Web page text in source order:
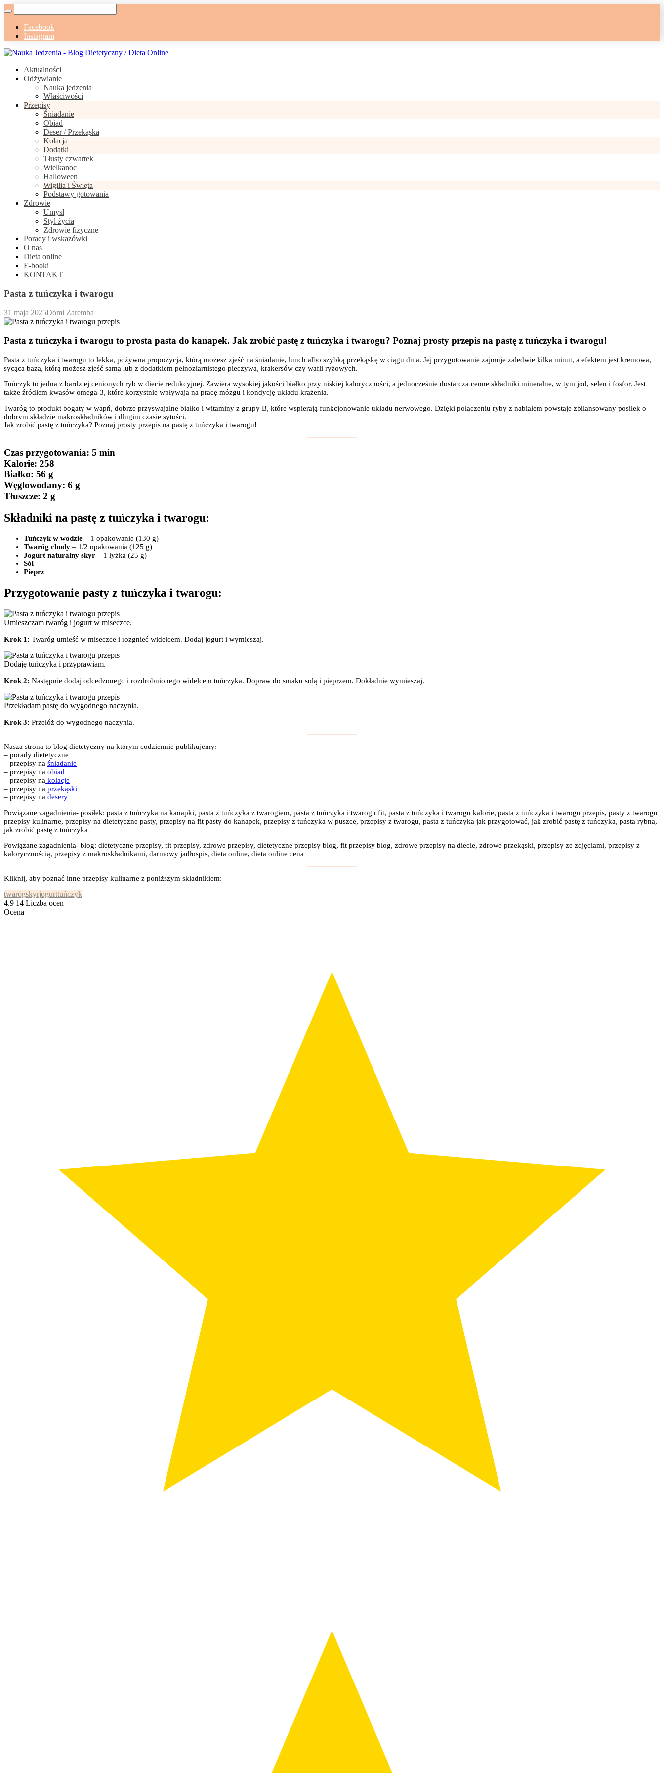
Facebook
Instagram
Aktualności
Odżywianie
Nauka jedzenia
Właściwości
Przepisy
Śniadanie
Obiad
Deser / Przekąska
Kolacja
Dodatki
Tłusty czwartek
Wielkanoc
Halloween
Wigilia i Święta
Podstawy gotowania
Zdrowie
Umysł
Styl życia
Zdrowie fizyczne
Porady i wskazówki
O nas
Dieta online
E-booki
KONTAKT
Pasta z tuńczyka i twarogu
31 maja 2025Domi Zaremba
Pasta z tuńczyka i twarogu to prosta pasta do kanapek. Jak zrobić pastę z tuńczyka i twarogu? Poznaj prosty przepis na pastę z tuńczyka i twarogu!
Pasta z tuńczyka i twarogu to lekka, pożywna propozycja, którą możesz zjeść na śniadanie, lunch albo szybką przekąskę w ciągu dnia. Jej przygotowanie zajmuje zaledwie kilka minut, a efektem jest kremowa,
sycąca baza, którą możesz zjeść samą lub z dodatkiem pełnoziarnistego pieczywa, krakersów czy wafli ryżowych.
Tuńczyk to jedna z bardziej cenionych ryb w diecie redukcyjnej. Zawiera wysokiej jakości białko przy niskiej kaloryczności, a jednocześnie dostarcza cenne składniki mineralne, w tym jod, selen i fosfor. Jest
także źródłem kwasów omega-3, które korzystnie wpływają na pracę mózgu i kondycję układu krążenia.
Twaróg to produkt bogaty w wapń, dobrze przyswajalne białko i witaminy z grupy B, które wspierają funkcjonowanie układu nerwowego. Dzięki połączeniu ryby z nabiałem powstaje zbilansowany posiłek o
dobrym składzie makroskładników i długim czasie sytości.
Jak zrobić pastę z tuńczyka? Poznaj prosty przepis na pastę z tuńczyka i twarogu!
Czas przygotowania: 5 min
Kalorie: 258
Białko: 56 g
Węglowodany: 6 g
Tłuszcze: 2 g
Składniki na pastę z tuńczyka i twarogu:
Tuńczyk w wodzie – 1 opakowanie (130 g)
Twaróg chudy – 1/2 opakowania (125 g)
Jogurt naturalny skyr – 1 łyżka (25 g)
Sól
Pieprz
Przygotowanie pasty z tuńczyka i twarogu:
Umieszczam twaróg i jogurt w miseczce.
Krok 1: Twaróg umieść w miseczce i rozgnieć widelcem. Dodaj jogurt i wymieszaj.
Dodaję tuńczyka i przyprawiam.
Krok 2: Następnie dodaj odcedzonego i rozdrobnionego widelcem tuńczyka. Dopraw do smaku solą i pieprzem. Dokładnie wymieszaj.
Przekładam pastę do wygodnego naczynia.
Krok 3: Przełóż do wygodnego naczynia.
Nasza strona to blog dietetyczny na którym codziennie publikujemy:
– porady dietetyczne
– przepisy na śniadanie
– przepisy na obiad
– przepisy na kolacje
– przepisy na przekąski
– przepisy na desery
Powiązane zagadnienia- posiłek: pasta z tuńczyka na kanapki, pasta z tuńczyka z twarogiem, pasta z tuńczyka i twarogu fit, pasta z tuńczyka i twarogu kalorie, pasta z tuńczyka i twarogu przepis, pasty z twarogu
przepisy kulinarne, przepisy na dietetyczne pasty, przepisy na fit pasty do kanapek, przepisy z tuńczyka w puszce, przepisy z twarogu, pasta z tuńczyka jak przygotować, jak zrobić pastę z tuńczyka, pasta rybna,
jak zrobić pastę z tuńczyka
Powiązane zagadnienia- blog: dietetyczne przepisy, fit przepisy, zdrowe przepisy, dietetyczne przepisy blog, fit przepisy blog, zdrowe przepisy na diecie, zdrowe przekąski, przepisy ze zdjęciami, przepisy z
kalorycznością, przepisy z makroskładnikami, darmowy jadłospis, dieta online, dieta online cena
Kliknij, aby poznać inne przepisy kulinarne z poniższym składnikiem:
twarógskyrjogurttuńczyk
4.9 14 Liczba ocen
Ocena